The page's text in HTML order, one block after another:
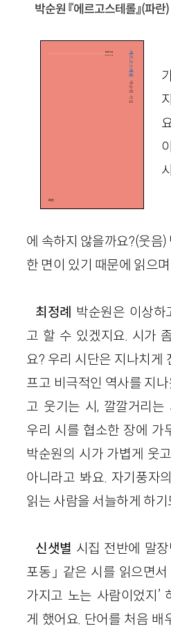
박순원 『에르고스테롤』(파란)
에 속하지 않을까요?(웃음)
한 면이 있기 때문에 읽으
최정례 박순원은 이상하
고 할 수 있겠지요. 시가
요? 우리 시단은 지나치게
프고 비극적인 역사를 지
고 웃기는 시, 깔깔거리는
우리 시를 협소한 장에 가
박순원의 시가 가볍게 웃
아니라고 봐요. 자기풍자
읽는 사람을 서늘하게 하기
신샛별 시집 전반에 말
포동」 같은 시를 읽으면
가지고 노는 사람이었지’
게 했어요. 단어를 처음 배